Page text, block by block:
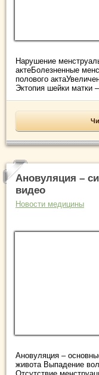
Нарушение
актеБолезненные
полового
Эктопия шейки матки
Ановуляция –
видео
Новости медицины
Ановуляция –
живота Выпадение